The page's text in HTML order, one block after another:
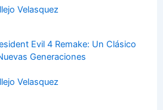
Velasquez
Evil 4 Remake: Un Clásico
Generaciones
Velasquez